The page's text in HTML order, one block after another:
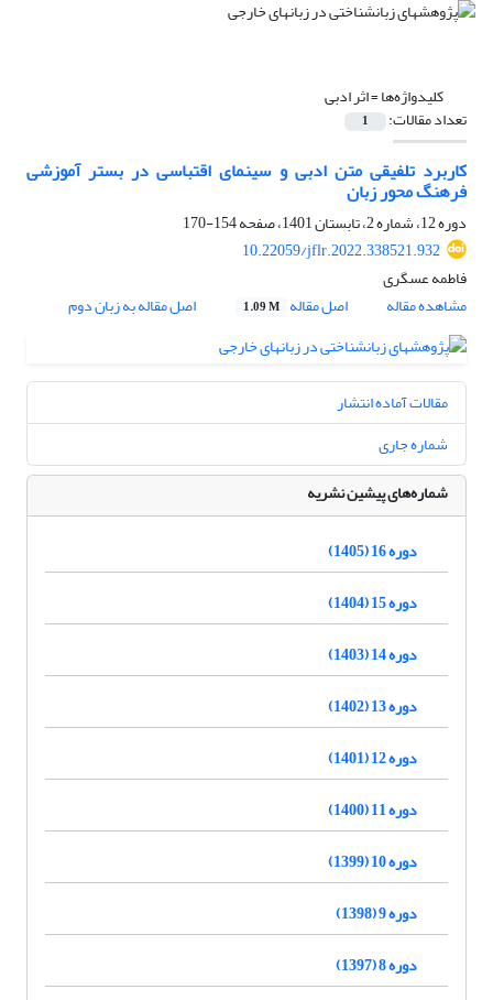
کلیدواژه‌ها =اثر ادبی
تعداد مقالات: 1
کاربرد تلفیقی متن ادبی و سینمای اقتباسی در بستر آموزشی
فرهنگ محور زبان
دوره 12، شماره 2، تابستان 1401، صفحه
154-170
10.22059/jflr.2022.338521.932
فاطمه عسگری
مشاهده مقاله
اصل مقاله 1.09 M اصل مقاله به زبان دوم
مقالات آماده انتشار
شماره جاری
شماره‌های پیشین نشریه
دوره 16 (1405)
دوره 15 (1404)
دوره 14 (1403)
دوره 13 (1402)
دوره 12 (1401)
دوره 11 (1400)
دوره 10 (1399)
دوره 9 (1398)
دوره 8 (1397)